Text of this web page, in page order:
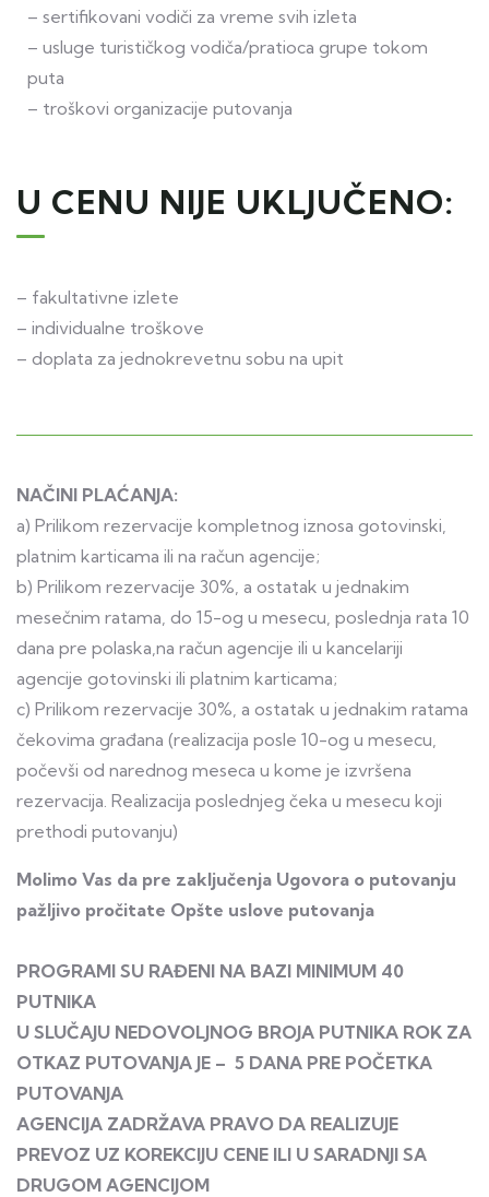
– sertifikovani vodiči za vreme svih izleta
– usluge turističkog vodiča/pratioca grupe tokom
puta
– troškovi organizacije putovanja
U CENU NIJE UKLJUČENO:
– fakultativne izlete
– individualne troškove
– doplata za jednokrevetnu sobu na upit
NAČINI PLAĆANJA:
a) Prilikom rezervacije kompletnog iznosa gotovinski,
platnim karticama ili na račun agencije;
b) Prilikom rezervacije 30%, a ostatak u jednakim
mesečnim ratama, do 15-og u mesecu, poslednja rata 10
dana pre polaska,na račun agencije ili u kancelariji
agencije gotovinski ili platnim karticama;
c) Prilikom rezervacije 30%, a ostatak u jednakim ratama
čekovima građana (realizacija posle 10-og u mesecu,
počevši od narednog meseca u kome je izvršena
rezervacija. Realizacija poslednjeg čeka u mesecu koji
prethodi putovanju)
Molimo Vas da pre zaključenja Ugovora o putovanju
pažljivo pročitate Opšte uslove putovanja
PROGRAMI SU RAĐENI NA BAZI MINIMUM 40
PUTNIKA
U SLUČAJU NEDOVOLJNOG BROJA PUTNIKA ROK ZA
OTKAZ PUTOVANJA JE – 5 DANA PRE POČETKA
PUTOVANJA
AGENCIJA ZADRŽAVA PRAVO DA REALIZUJE
PREVOZ UZ KOREKCIJU CENE ILI U SARADNJI SA
DRUGOM AGENCIJOM